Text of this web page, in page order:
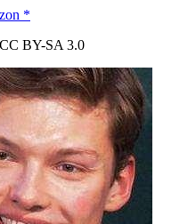
*
BY-SA 3.0